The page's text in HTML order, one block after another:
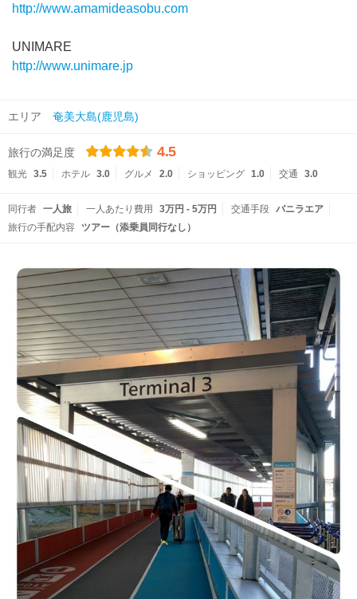
http://www.amamideasobu.com
UNIMARE
http://www.unimare.jp
エリア 奄美大島(鹿児島)
旅行の満足度 4.5
観光 3.5 ホテル 3.0 グルメ 2.0 ショッピング 1.0 交通 3.0
同行者 一人旅 一人あたり費用 3万円 - 5万円 交通手段 バニラエア
旅行の手配内容
ツアー（添乗員同行なし）